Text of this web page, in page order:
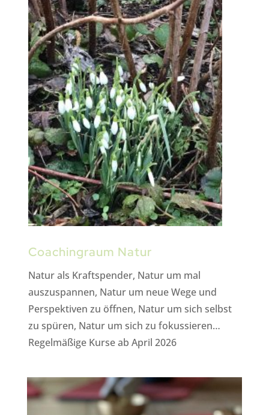
Coachingraum Natur
Natur als Kraftspender, Natur um mal
auszuspannen, Natur um neue Wege und
Perspektiven zu öffnen, Natur um sich selbst
zu spüren, Natur um sich zu fokussieren…
Regelmäßige Kurse ab April 2026